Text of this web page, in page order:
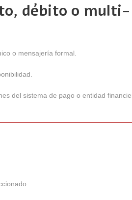
débito o multi-
o mensajería formal.
del sistema de pago o entidad